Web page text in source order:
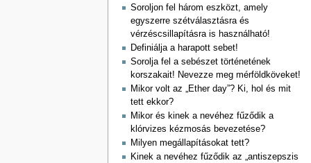
Soroljon fel három eszközt, amely
egyszerre szétválasztásra és
vérzéscsillapításra is használható!
Definiálja a harapott sebet!
Sorolja fel a sebészet történetének
korszakait! Nevezze meg mérföldköveket!
Mikor volt az „Ether day”? Ki, hol és mit
tett ekkor?
Mikor és kinek a nevéhez fűződik a
klórvizes kézmosás bevezetése?
Milyen megállapításokat tett?
Kinek a nevéhez fűződik az „antiszepszis